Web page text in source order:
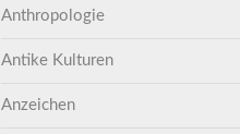
Anthropologie
Antike Kulturen
Anzeichen